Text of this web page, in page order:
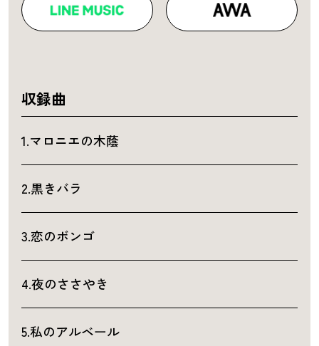
収録曲
1.マロニエの木蔭
2.黒きバラ
3.恋のボンゴ
4.夜のささやき
5.私のアルベール